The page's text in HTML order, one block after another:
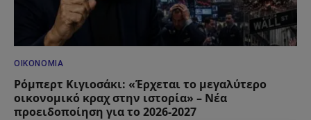
ΟΙΚΟΝΟΜΊΑ
Ρόμπερτ Κιγιοσάκι: «Έρχεται το μεγαλύτερο
οικονομικό κραχ στην ιστορία» – Νέα
προειδοποίηση για το 2026-2027